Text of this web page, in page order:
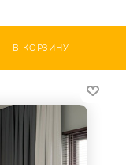
В КОРЗИНУ